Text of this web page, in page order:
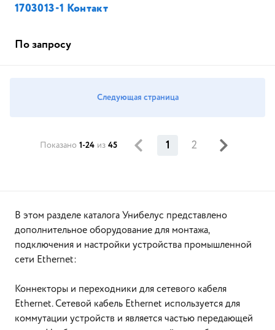
1703013-1 Контакт
По запросу
Следующая страница
Показано 1-24 из 45 1 2
В этом разделе каталога Унибелус представлено
дополнительное оборудование для монтажа,
подключения и настройки устройства промышленной
сети Ethernet:
Коннекторы и переходники для сетевого кабеля
Ethernet. Сетевой кабель Ethernet используется для
коммутации устройств и является частью передающей